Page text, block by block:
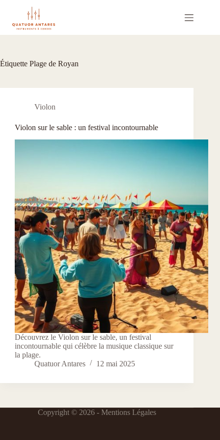
contenu
Étiquette Plage de Royan
Violon
Violon sur le sable : un festival incontournable
Découvrez le Violon sur le sable, un festival
incontournable qui célèbre la musique classique sur
la plage.
Quatuor Antares
12 mai 2025
Copyright © 2026 - Mentions Légales